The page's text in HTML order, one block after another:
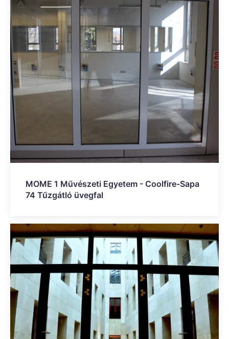
MOME 1 Művészeti Egyetem - Coolfire-Sapa
74 Tűzgátló üvegfal